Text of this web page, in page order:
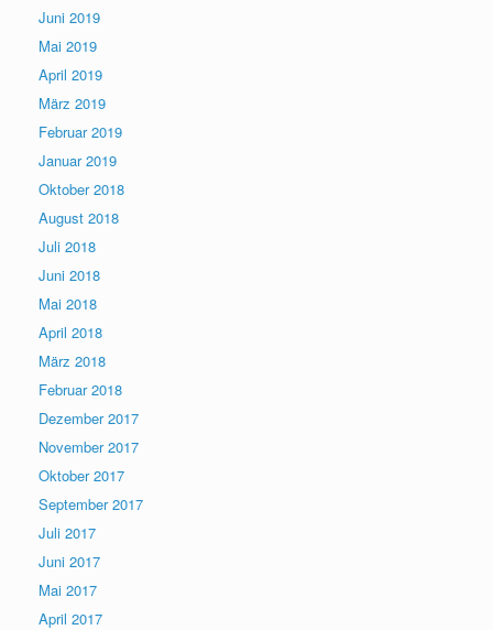
Juni 2019
Mai 2019
April 2019
März 2019
Februar 2019
Januar 2019
Oktober 2018
August 2018
Juli 2018
Juni 2018
Mai 2018
April 2018
März 2018
Februar 2018
Dezember 2017
November 2017
Oktober 2017
September 2017
Juli 2017
Juni 2017
Mai 2017
April 2017